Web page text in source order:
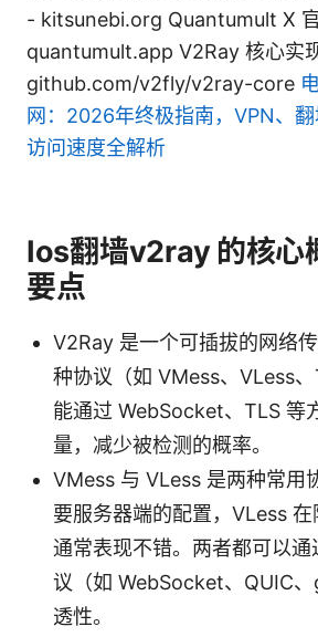
- kitsunebi.org Quantumult X
quantumult.app V2Ray 核心实
github.com/v2fly/v2ray-core
网：2026年终极指南，VPN、
访问速度全解析
Ios翻墙v2ray 的核心
要点
V2Ray 是一个可插拔的网络
种协议（如 VMess、VLess
能通过 WebSocket、TLS 等
量，减少被检测的概率。
VMess 与 VLess 是两种常用
要服务器端的配置，VLess
通常表现不错。两者都可以
议（如 WebSocket、QUIC、
透性。